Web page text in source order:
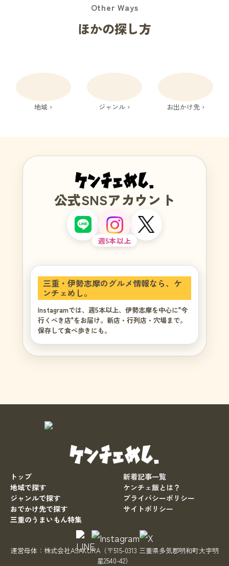
Other Ways
ほかの探し方
地域 › ジャンル › お出かけ先 ›
公式SNSアカウント
週5本以上
三重・伊勢志摩のグルメ情報なら、ケ
ンチェめし。
Instagramでは、週5本以上、伊勢志摩を中心に"今
行くべき店"をお届け。新店・行列店・穴場まで。
保存して食べ歩きにも。
トップ
地域で探す
ジャンルで探す
おでかけ先で探す
三重のうまいもん特集
新着記事一覧
ケンチェ飯とは？
プライバシーポリシー
サイトポリシー
運営母体： 株式会社ASAKURA（〒515-0313 三重県多気郡明和町大字明
星2540-42）